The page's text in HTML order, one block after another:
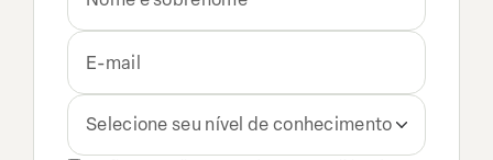
Selecione seu nível de conhecimento